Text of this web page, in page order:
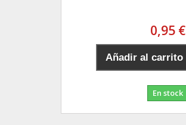
0,95 €
Añadir al carrito
En stock